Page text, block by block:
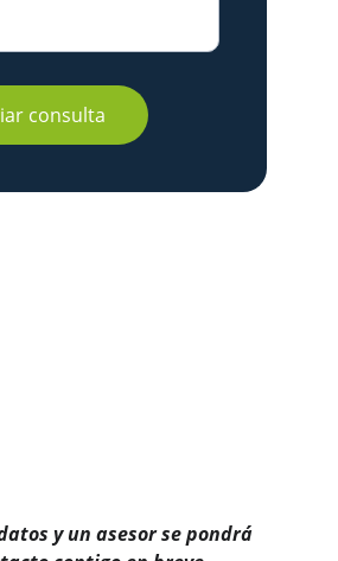
consulta
y un asesor se pondrá